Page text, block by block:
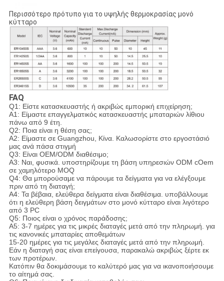
Περισσότερο πρότυπο για το υψηλής θερμοκρασίας μονό
κύτταρο
FAQ
Q1: Είστε κατασκευαστής ή ακριβώς εμπορική επιχείρηση;
Α1: Είμαστε επαγγελματικός κατασκευαστής μπαταριών λίθιου
πάνω από 9 έτη.
Q2: Ποια είναι η θέση σας;
A2: Είμαστε σε Guangzhou, Κίνα. Καλωσορίστε στο εργοστάσιό
μας ανά πάσα στιγμή
Q3: Είναι OEM/ODM διαθέσιμο;
A3: Ναι, φυσικά. υποστηρίζουμε τη βάση υπηρεσιών ODM cOem
σε χαμηλότερο MOQ
Q4: Θα μπορούσαμε να πάρουμε τα δείγματα για να ελέγξουμε
πριν από τη διαταγή;
A4: Τα βέβαια, ελεύθερα δείγματα είναι διαθέσιμα. υποβάλλουμε
ότι η ελεύθερη βάση δειγμάτων στο μονό κύτταρο είναι λιγότερο
από 3 PC
Q5: Ποιος είναι ο χρόνος παράδοσης;
A5: 3-7 ημέρες για τις μικρές διαταγές μετά από την πληρωμή. για
τις κανονικές μπαταρίες αποθεμάτων
15-20 ημέρες για τις μεγάλες διαταγές μετά από την πληρωμή.
Εάν η διαταγή σας είναι επείγουσα, παρακαλώ ακριβώς ξέρτε εκ
των προτέρων.
Κατόπιν θα δοκιμάσουμε το καλύτερό μας για να ικανοποιήσουμε
το αίτημά σας.